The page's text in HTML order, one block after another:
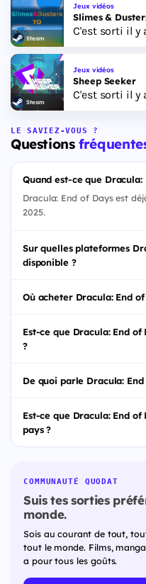
Steam
Jeux vidéos
Slimes &
C'est sorti il y
Steam
Jeux vidéos
Sheep Seeker
C'est sorti il y
LE SAVIEZ-VOUS ?
Questions
Quand est-ce que
Dracula: End of Days est
2025.
Sur quelles plateformes
disponible ?
Où acheter Dracula: End of
Est-ce que Dracula: End
?
De quoi parle Dracula: End
Est-ce que Dracula: End
pays ?
COMMUNAUTÉ QUODAT
Suis tes sorties
monde.
Sois au courant de tout,
tout le monde. Films,
a pour tous les goûts.